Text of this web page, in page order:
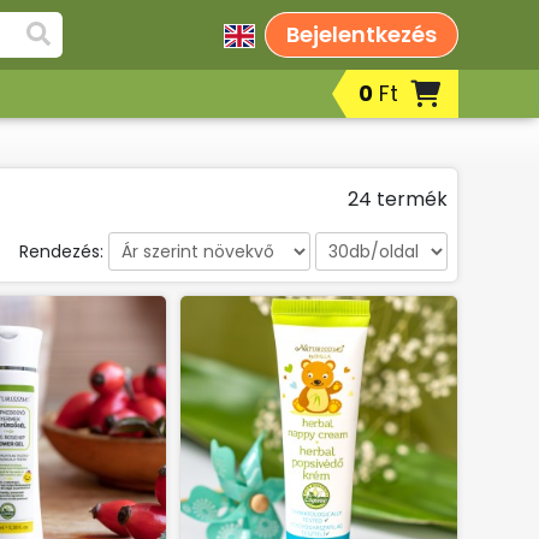
Bejelentkezés
0 Ft
termékek
Fényvédelem/napozás, szolárium
utáni bőrápolási termékek
Korrektorok
Peelingek, arcradírok
Sportkrémek, sportgélek
Testápolók, testkrémek, testápoló
tejek, testvajak, testpeelingek
Babáknak & mamáknak
24 termék
Rendezés: